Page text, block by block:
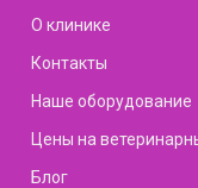
О клинике
Контакты
Наше оборудование
Цены на
Блог